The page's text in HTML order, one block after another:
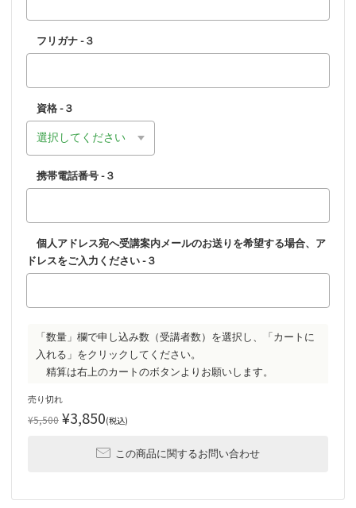
フリガナ -３
資格 -３
携帯電話番号 -３
個人アドレス宛へ受講案内メールのお送りを希望する場合、ア
ドレスをご入力ください -３
「数量」欄で申し込み数（受講者数）を選択し、「カートに
入れる」をクリックしてください。
売り切れ
¥5,500 ¥3,850(税込)
この商品に関するお問い合わせ